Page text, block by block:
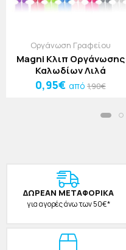
Οργάνωση Γραφείου
Magni Κλιπ Οργάνωσης
Καλωδίων Λιλά
0,95€ από 1,90€
ΔΩΡΕAΝ ΜΕΤΑΦΟΡΙΚΑ
για αγορές άνω των 50€*